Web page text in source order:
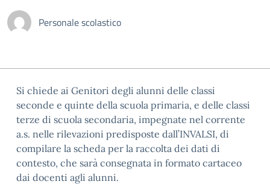
Personale scolastico
Si chiede ai Genitori degli alunni delle classi
seconde e quinte della scuola primaria, e delle classi
terze di scuola secondaria, impegnate nel corrente
a.s. nelle rilevazioni predisposte dall’INVALSI, di
compilare la scheda per la raccolta dei dati di
contesto, che sarà consegnata in formato cartaceo
dai docenti agli alunni.